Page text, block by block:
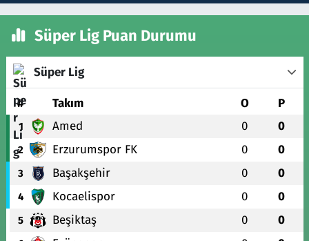
Süper Lig Puan Durumu
Süper Lig
# Takım O P
1 Amed 0 0
2 Erzurumspor FK 0 0
3 Başakşehir 0 0
4 Kocaelispor 0 0
5 Beşiktaş 0 0